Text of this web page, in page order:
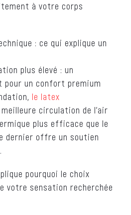
à votre corps
: ce qui explique un
plus élevé : un
pour un confort premium
le latex
circulation de l’air
plus efficace que le
dernier offre un soutien
pourquoi le choix
votre sensation recherchée